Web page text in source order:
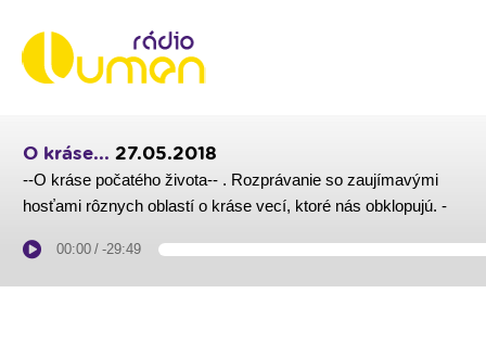
O kráse... 27.05.2018
--O kráse počatého života-- . Rozprávanie so zaujímavými
hosťami rôznych oblastí o kráse vecí, ktoré nás obklopujú. -
00:00 / -29:49